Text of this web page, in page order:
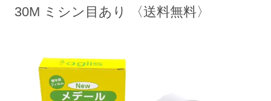
30M ミシン目あり 〈送料無料〉